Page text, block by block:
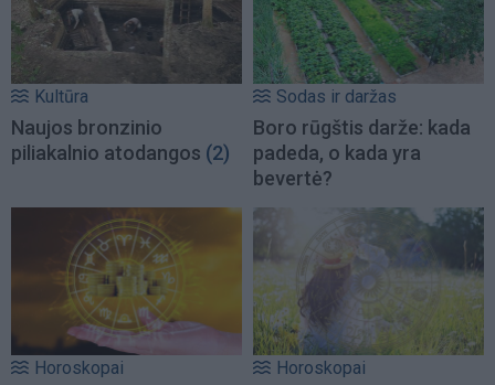
Kultūra
Naujos bronzinio
piliakalnio atodangos (2)
Sodas ir daržas
Boro rūgštis darže: kada
padeda, o kada yra
bevertė?
Horoskopai Horoskopai